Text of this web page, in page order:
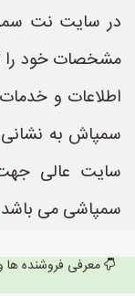
در سایت نت
مشخصات خود را
اطلاعات و
سایت عالی
سمپاشی می
معرفی فروشنده ها